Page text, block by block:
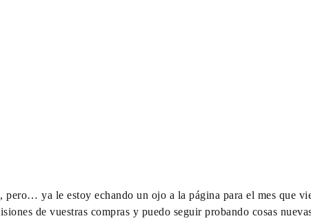
pero… ya le estoy echando un ojo a la página para el mes
de vuestras compras y puedo seguir probando cosas